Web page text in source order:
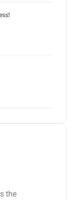
the